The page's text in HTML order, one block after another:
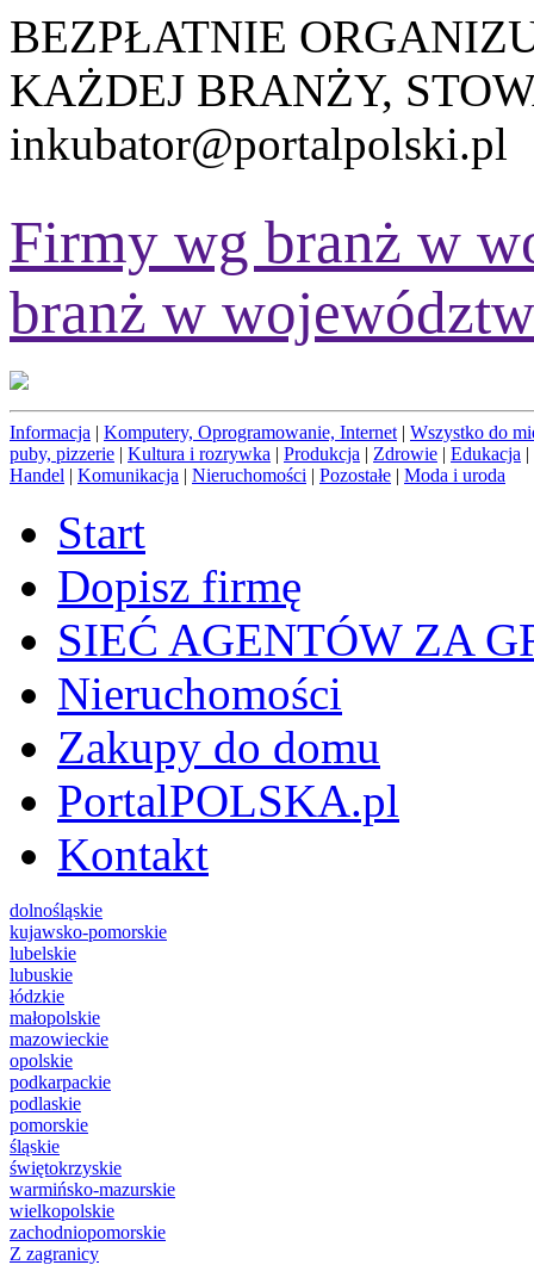
BEZPŁATNIE
KAŻDEJ BRANŻY,
inkubator@portalpolski.pl
Firmy wg branż w
branż w
Informacja | Komputery, Oprogramowanie, Internet | Wszystko do
puby, pizzerie | Kultura i rozrywka | Produkcja | Zdrowie | Edukacja |
Handel | Komunikacja | Nieruchomości | Pozostałe | Moda i uroda
Start
Dopisz firmę
SIEĆ AGENTÓW ZA
Nieruchomości
Zakupy do domu
PortalPOLSKA.pl
Kontakt
dolnośląskie
kujawsko-pomorskie
lubelskie
lubuskie
łódzkie
małopolskie
mazowieckie
opolskie
podkarpackie
podlaskie
pomorskie
śląskie
świętokrzyskie
warmińsko-mazurskie
wielkopolskie
zachodniopomorskie
Z zagranicy